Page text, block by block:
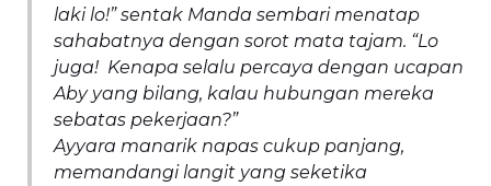
laki lo!” sentak Manda sembari menatap
sahabatnya dengan sorot mata tajam. “Lo
juga! Kenapa selalu percaya dengan ucapan
Aby yang bilang, kalau hubungan mereka
sebatas pekerjaan?”
Ayyara manarik napas cukup panjang,
memandangi langit yang seketika